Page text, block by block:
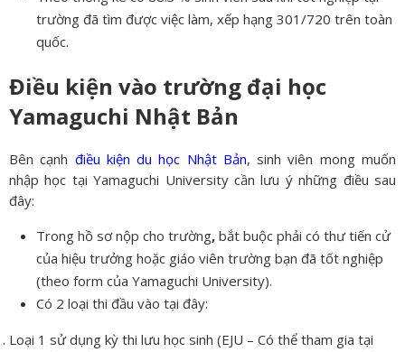
trường đã tìm được việc làm, xếp hạng 301/720 trên toàn
quốc.
Điều kiện vào trường đại học
Yamaguchi Nhật Bản
Bên cạnh điều kiện du học Nhật Bản, sinh viên mong muốn
nhập học tại Yamaguchi University cần lưu ý những điều sau
đây:
Trong hồ sơ nộp cho trường, bắt buộc phải có thư tiến cử
của hiệu trưởng hoặc giáo viên trường bạn đã tốt nghiệp
(theo form của Yamaguchi University).
Có 2 loại thi đầu vào tại đây:
Loại 1 sử dụng kỳ thi lưu học sinh (EJU – Có thể tham gia tại